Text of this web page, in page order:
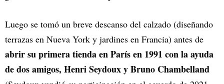
Luego se tomó un breve descanso del calzado (diseñando
terrazas en Nueva York y jardines en Francia) antes de
abrir su primera tienda en París en 1991 con la ayuda
de dos amigos, Henri Seydoux y Bruno Chambelland